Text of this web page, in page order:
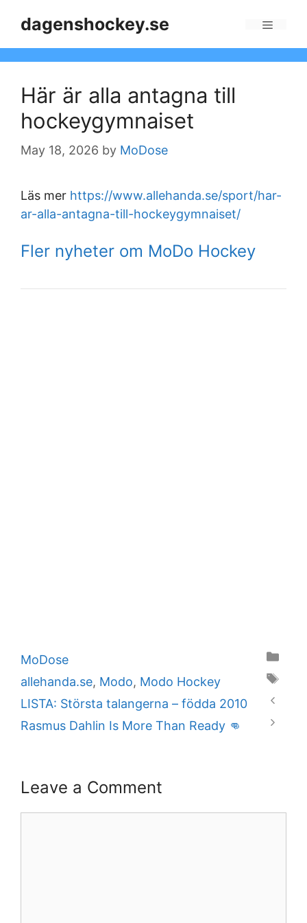
dagenshockey.se
Här är alla antagna till
hockeygymnaiset
May 18, 2026 by MoDose
Läs mer https://www.allehanda.se/sport/har-
ar-alla-antagna-till-hockeygymnaiset/
Fler nyheter om MoDo Hockey
Categories
MoDose
Tags
allehanda.se, Modo, Modo Hockey
LISTA: Största talangerna – födda 2010
Rasmus Dahlin Is More Than Ready 👊
Leave a Comment